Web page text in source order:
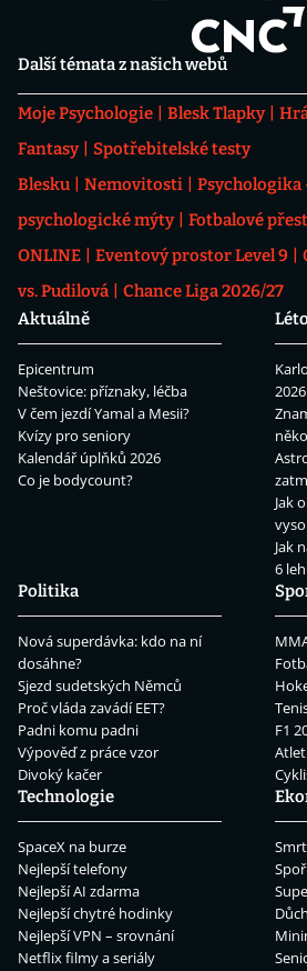
Další témata z našich webů
Moje Psychologie Blesk Tlapky
Fantasy
Spotřebitelské testy
Blesku
Nemovitosti
psychologické mýty
Fotbalové
ONLINE
Eventový prostor Level 9
vs. Pudilová
Chance Liga 2026/27
Aktuálně
Epicentrum
Neštovice: příznaky, léčba
V čem jezdí Yamal a Mesii?
Kvízy pro seniory
Kalendář úplňků 2026
Co je bodycount?
2026
Jak
Jak
6
Politika
Nová superdávka: kdo na ní
dosáhne?
Sjezd sudetských Němců
Proč vláda zavádí EET?
Padni komu padni
Výpověď z práce vzor
Divoký kačer
F1
Technologie
SpaceX na burze
Nejlepší telefony
Nejlepší AI zdarma
Nejlepší chytré hodinky
Nejlepší VPN – srovnání
Netflix filmy a seriály